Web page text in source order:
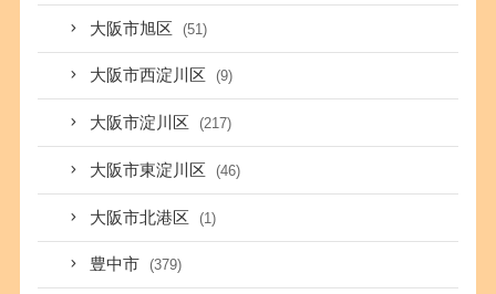
大阪市旭区 (51)
大阪市西淀川区 (9)
大阪市淀川区 (217)
大阪市東淀川区 (46)
大阪市北港区 (1)
豊中市 (379)